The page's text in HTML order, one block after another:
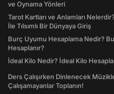
ve Oynama Yönleri
Tarot Kartları ve Anlamları
İle Tılsımlı Bir Dünyaya Giriş
Burç Uyumu Hesaplama Nedir?
Hesaplanır?
İdeal Kilo Nedir? İdeal Kilo
Ders Çalışırken Dinlenecek
Çalışamayanlar Toplanın!